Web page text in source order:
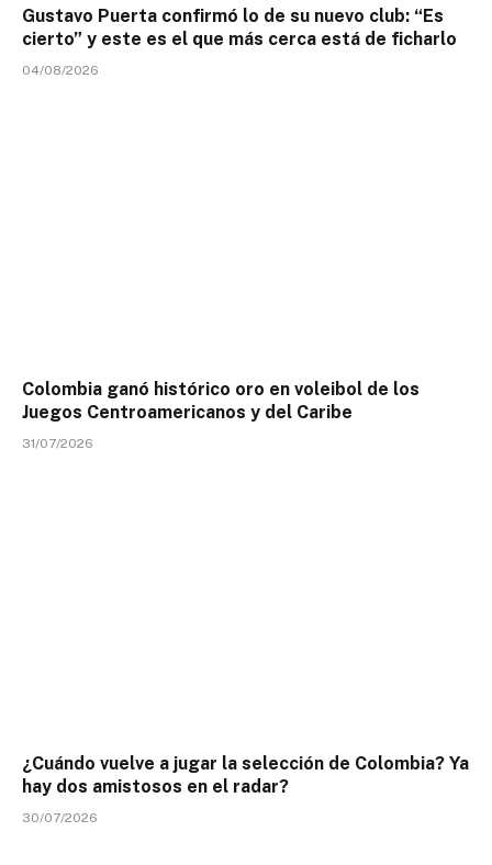
Gustavo Puerta confirmó lo de su nuevo club: “Es
cierto” y este es el que más cerca está de ficharlo
04/08/2026
Colombia ganó histórico oro en voleibol de los
Juegos Centroamericanos y del Caribe
31/07/2026
¿Cuándo vuelve a jugar la selección de Colombia? Ya
hay dos amistosos en el radar?
30/07/2026